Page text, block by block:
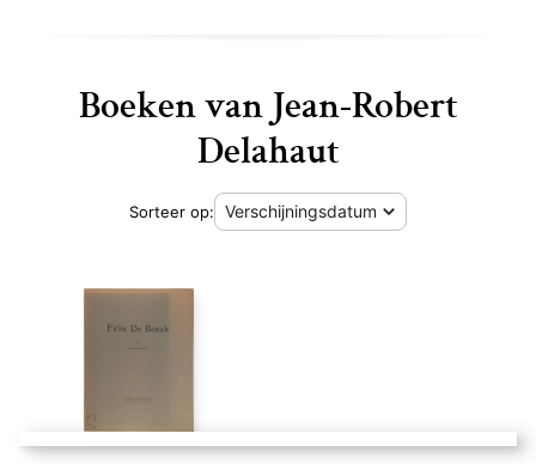
Boeken van Jean-Robert
Delahaut
Sorteer op: